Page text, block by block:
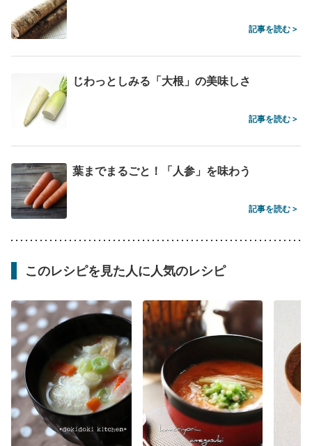
記事を読む >
じわっとしみる「大根」の美味しさ
記事を読む >
葉までまるごと！「人参」を味わう
記事を読む >
このレシピを見た人に人気のレシピ